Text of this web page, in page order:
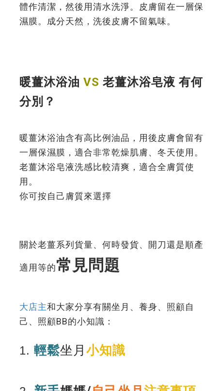
體作清潔，然後用清水洗淨。皮膚留在一層保
濕膜。成分天然，洗後皮膚不留氣味。
暖薑沐浴油 VS 老薑沐浴皂液 有何
分別？
暖薑沐浴油含有高比例油品，用後皮膚會留有
一層保濕膜，適合非常乾燥肌膚、冬天使用。
老薑沐浴皂液洗感比較清爽，適合全膚質使
用。
你可按自己膚質來選擇
關於老薑系列貨量、何時發貨、開刀還是順產
適用等的常見問題
大店主和大家分享有關坐月、養身、照顧自
己、照顧BB的小知識：
1. 輕鬆坐月 小知識